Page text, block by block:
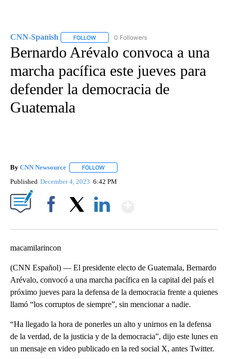
CNN-Spanish FOLLOW FOLLOW "CNN-SPANISH" TO RECEIVE
0 Followers
Bernardo Arévalo convoca a una
marcha pacífica este jueves para
defender la democracia de
Guatemala
By CNN Newsource FOLLOW
Published December 4, 2023 6:42 PM
macamilarincon
(CNN Español) –– El presidente electo de Guatemala, Bernardo
Arévalo, convocó a una marcha pacífica en la capital del país el
próximo jueves para la defensa de la democracia frente a quienes
llamó “los corruptos de siempre”, sin mencionar a nadie.
“Ha llegado la hora de ponerles un alto y unirnos en la defensa
de la verdad, de la justicia y de la democracia”, dijo este lunes en
un mensaje en video publicado en la red social X, antes Twitter.